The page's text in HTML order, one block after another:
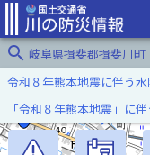
search 岐阜県揖斐郡揖斐川町